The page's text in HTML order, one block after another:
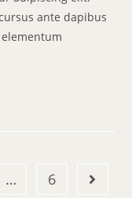
ante dapibus
… 6